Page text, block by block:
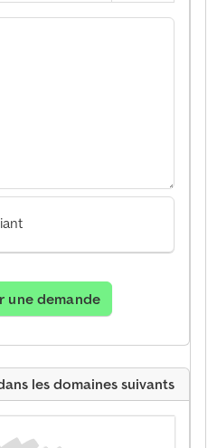
une demande
les domaines suivants